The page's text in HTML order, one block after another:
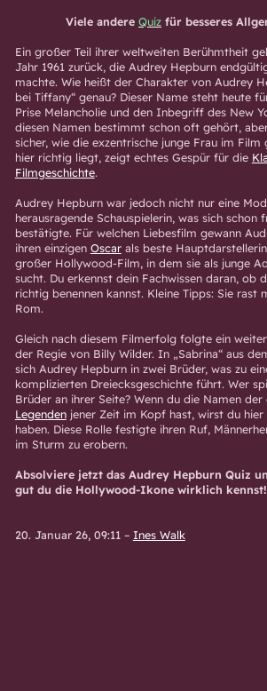
Viele andere Quiz für besseres
Ein großer Teil ihrer weltweiten Berühmtheit
Jahr 1961 zurück, die Audrey Hepburn
machte. Wie heißt der Charakter von Audrey
bei Tiffany“ genau? Dieser Name steht heute
Prise Melancholie und den Inbegriff des New
diesen Namen bestimmt schon oft gehört,
sicher, wie die exzentrische junge Frau im Film
hier richtig liegt, zeigt echtes Gespür für die
Filmgeschichte.
Audrey Hepburn war jedoch nicht nur eine
herausragende Schauspielerin, was sich schon
bestätigte. Für welchen Liebesfilm gewann
ihren einzigen Oscarals beste
großer Hollywood-Film, in dem sie als junge
sucht. Du erkennst dein Fachwissen daran, ob
richtig benennen kannst. Kleine Tipps: Sie rast
Rom.
Gleich nach diesem Filmerfolg folgte ein
der Regie von Billy Wilder. In „Sabrina“ aus
sich Audrey Hepburn in zwei Brüder, was zu
komplizierten Dreiecksgeschichte führt. Wer
Brüder an ihrer Seite? Wenn du die Namen der
Legendenjener Zeit im Kopf hast, wirst du hier
haben. Diese Rolle festigte ihren Ruf,
im Sturm zu erobern.
Absolviere jetzt das Audrey Hepburn Quiz
gut du die Hollywood-Ikone wirklich kennst!
20. Januar 26, 09:11– Ines Walk